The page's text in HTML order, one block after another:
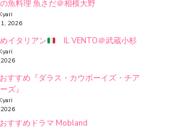
魚料理 魚さだ＠相模大野
2026
イタリアン IL VENTO＠武蔵小杉
すすめ『ダラス・カウボーイズ・チア
ズ』
すすめドラマ Mobland